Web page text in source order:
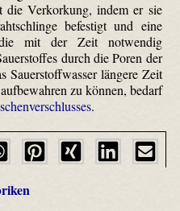
die Verkorkung, indem er sie
befestigt und eine
mit der Zeit notwendig
durch die Poren der
Sauerstoffwasser längere Zeit
zu können, bedarf
.